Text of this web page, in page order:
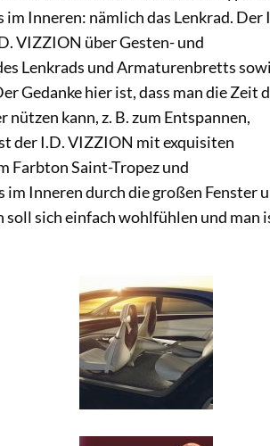
Inneren: nämlich das Lenkrad. Der
VIZZION über Gesten- und
Lenkrads und Armaturenbretts
Gedanke hier ist, dass man die Zeit
kann, z. B. zum Entspannen,
der I.D. VIZZION mit exquisiten
Farbton Saint-Tropez und
Inneren durch die großen Fenster
sich einfach wohlfühlen und man